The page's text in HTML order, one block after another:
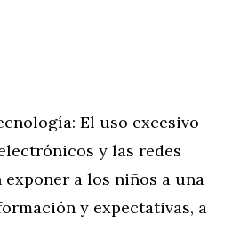
El uso excesivo
y las redes
exponer a los niños a una
y expectativas, a